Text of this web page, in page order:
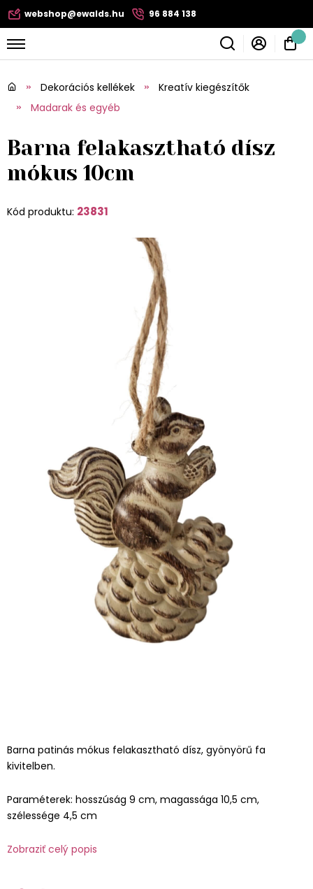
webshop@ewalds.hu 96 884 138
Dekorációs kellékek
Kreatív kiegészítők
Madarak és egyéb
Barna felakasztható dísz
mókus 10cm
Kód produktu: 23831
Barna patinás mókus felakasztható dísz, gyönyörű fa
kivitelben.
Paraméterek: hosszúság 9 cm, magassága 10,5 cm,
szélessége 4,5 cm
Zobraziť celý popis